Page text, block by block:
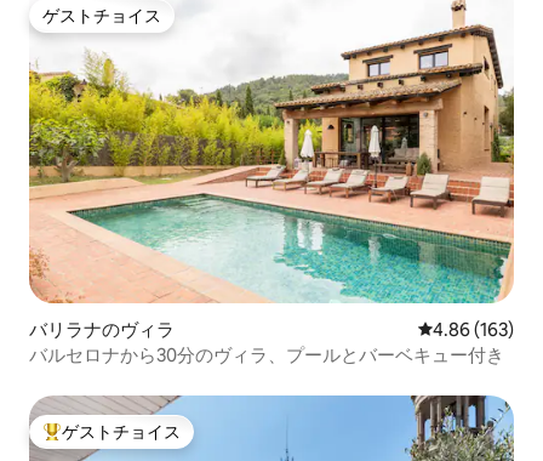
ゲストチョイス
ゲストチョイス
バリラナのヴィラ レビュー163
4.86 (163)
バルセロナから30分のヴィラ、プールとバーベキュー付き
大好評のゲストチョイスです。
ゲストチョイス